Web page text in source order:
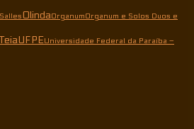
OlindaOrganumOrganum e Solos Duos e
TeiaUFPEUniversidade Federal da Paraíba –